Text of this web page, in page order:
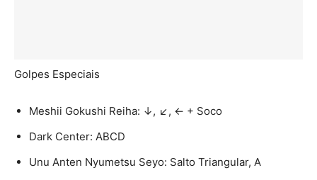
Golpes Especiais
Meshii Gokushi Reiha: ↓, ↙, ← + Soco
Dark Center: ABCD
Unu Anten Nyumetsu Seyo: Salto Triangular, A